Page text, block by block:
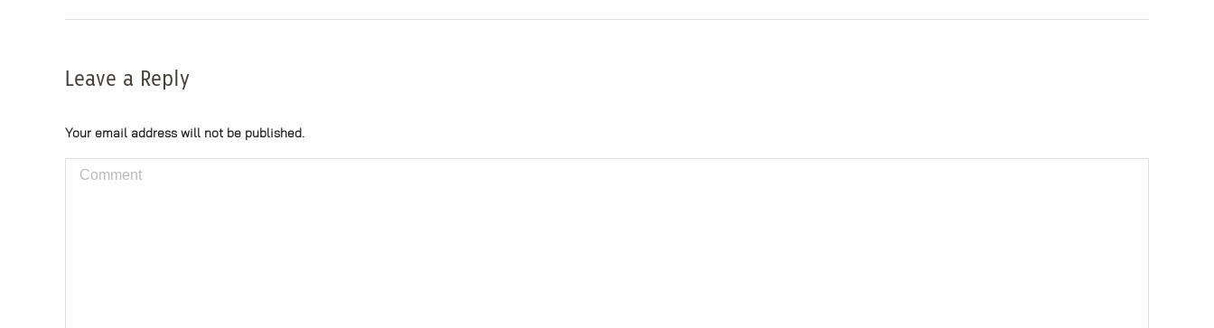
Leave a Reply
Your email address will not be published.
Comment